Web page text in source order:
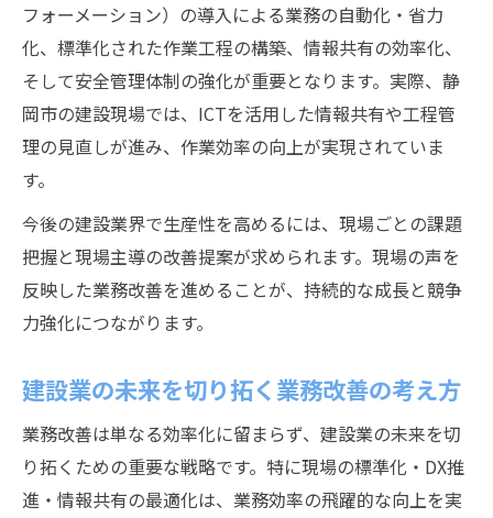
フォーメーション）の導入による業務の自動化・省力
化、標準化された作業工程の構築、情報共有の効率化、
そして安全管理体制の強化が重要となります。実際、静
岡市の建設現場では、ICTを活用した情報共有や工程管
理の見直しが進み、作業効率の向上が実現されていま
す。
今後の建設業界で生産性を高めるには、現場ごとの課題
把握と現場主導の改善提案が求められます。現場の声を
反映した業務改善を進めることが、持続的な成長と競争
力強化につながります。
建設業の未来を切り拓く業務改善の考え方
業務改善は単なる効率化に留まらず、建設業の未来を切
り拓くための重要な戦略です。特に現場の標準化・DX推
進・情報共有の最適化は、業務効率の飛躍的な向上を実